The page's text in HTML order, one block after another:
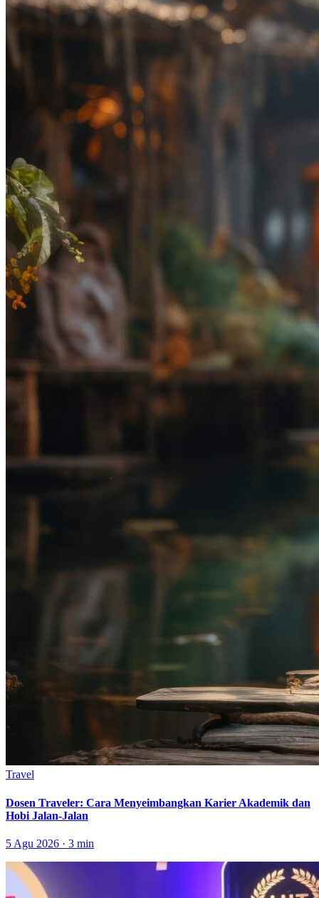
Travel
Dosen Traveler: Cara Menyeimbangkan Karier Akademik dan
Hobi Jalan-Jalan
5 Agu 2026 · 3 min